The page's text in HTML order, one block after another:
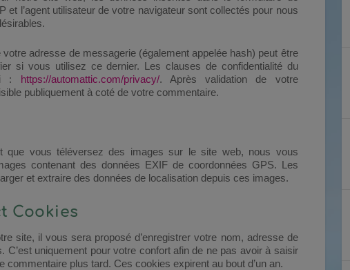
l’agent utilisateur de votre navigateur sont collectés pour nous
adresse de messagerie (également appelée hash) peut être
si vous utilisez ce dernier. Les clauses de confidentialité du
: https://automattic.com/privacy/. Après validation de votre
publiquement à coté de votre commentaire.
que vous téléversez des images sur le site web, nous vous
contenant des données EXIF de coordonnées GPS. Les
et extraire des données de localisation depuis ces images.
Cookies
site, il vous sera proposé d’enregistrer votre nom, adresse de
uniquement pour votre confort afin de ne pas avoir à saisir
plus tard. Ces cookies expirent au bout d’un an.